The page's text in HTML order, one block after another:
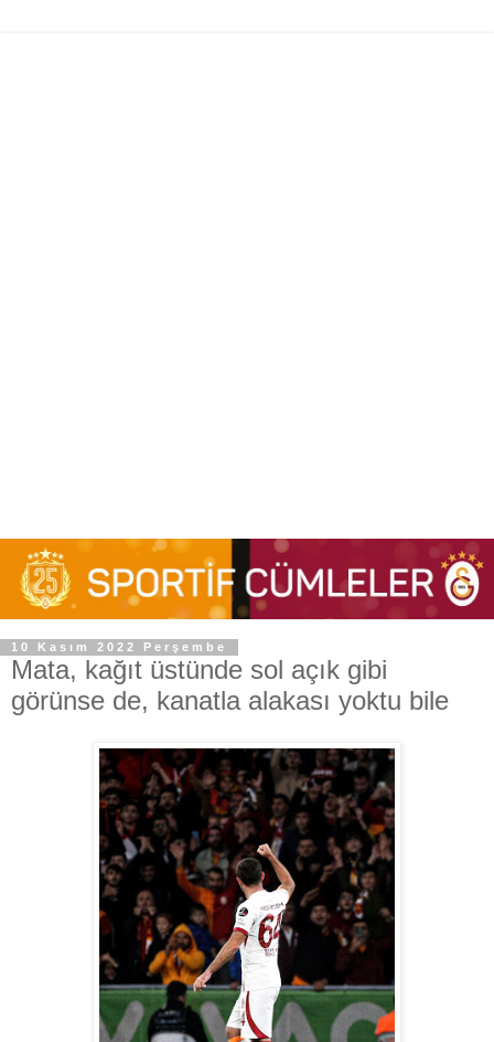
10 Kasım 2022 Perşembe
Mata, kağıt üstünde sol açık gibi
görünse de, kanatla alakası yoktu bile